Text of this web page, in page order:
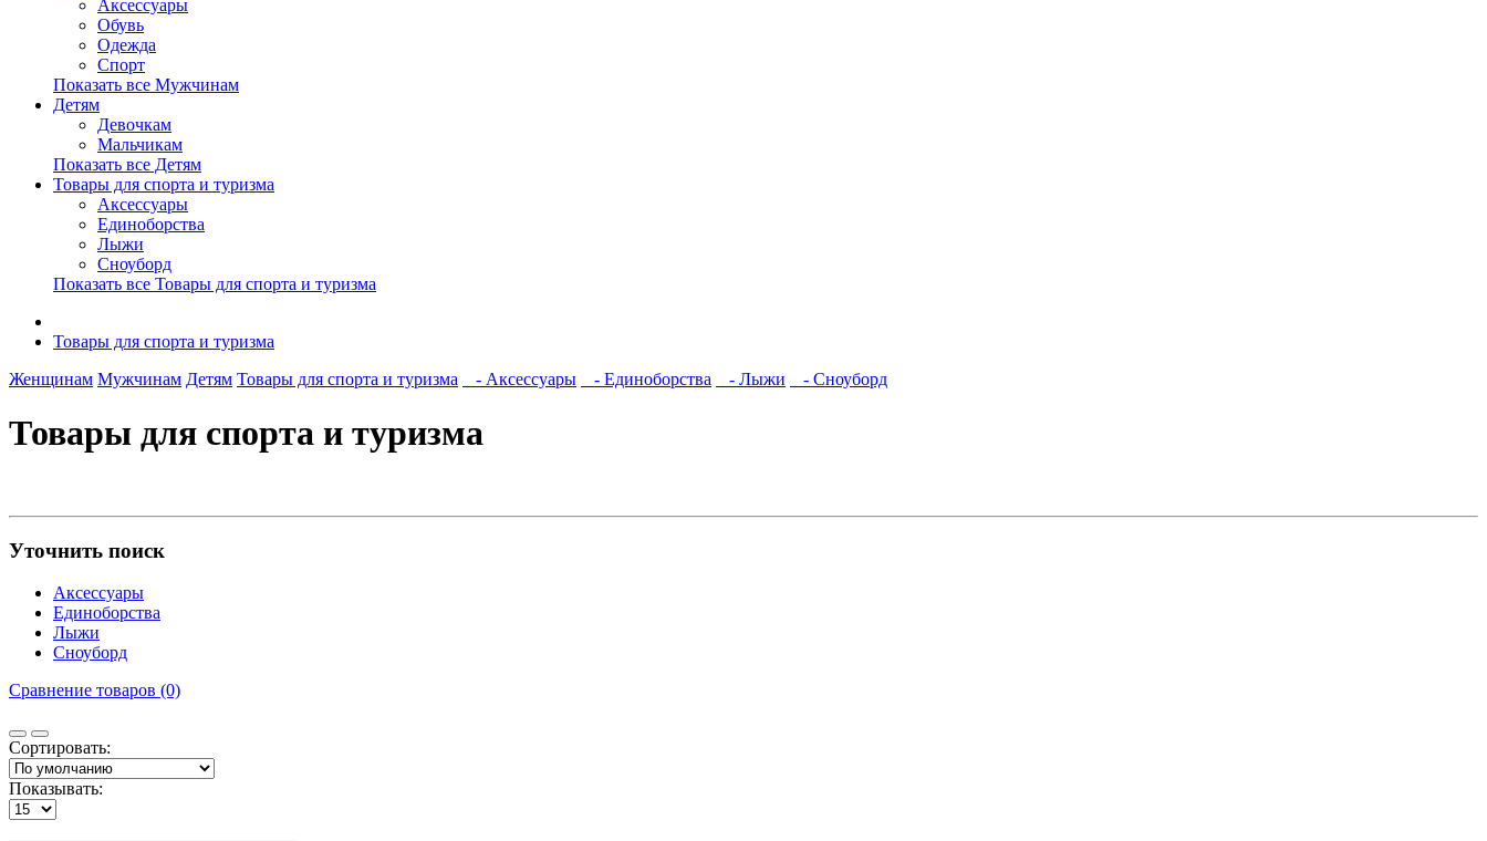
Аксессуары
Обувь
Одежда
Спорт
Показать все Мужчинам
Детям
Девочкам
Мальчикам
Показать все Детям
Товары для спорта и туризма
Аксессуары
Единоборства
Лыжи
Сноуборд
Показать все Товары для спорта и туризма
Товары для спорта и туризма
Женщинам Мужчинам Детям Товары для спорта и туризма - Аксессуары - Единоборства - Лыжи - Сноуборд
Товары для спорта и туризма
Уточнить поиск
Аксессуары
Единоборства
Лыжи
Сноуборд
Сравнение товаров (0)
Сортировать:
Показывать: